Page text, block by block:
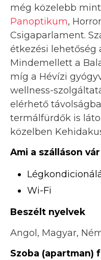
még közelebb
Panoptikum,
Csigaparlament.
étkezési lehetőség
Mindemellett a
míg a Hévízi
wellness-
elérhető
termálfürdők is
közelben
Ami a szálláson vár
Wi-Fi
Beszélt nyelvek
Angol, Magyar,
Szoba (apartman)